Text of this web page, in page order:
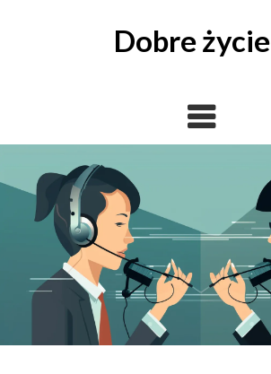
Dobre życie